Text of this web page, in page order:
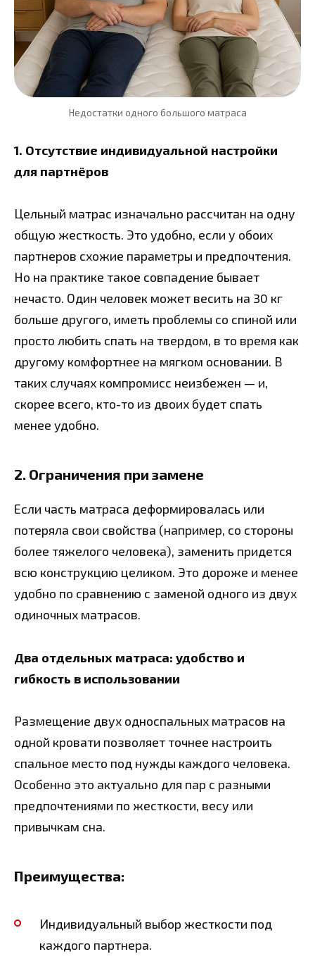
Недостатки одного большого матраса
1. Отсутствие индивидуальной настройки
для партнёров
Цельный матрас изначально рассчитан на одну
общую жесткость. Это удобно, если у обоих
партнеров схожие параметры и предпочтения.
Но на практике такое совпадение бывает
нечасто. Один человек может весить на 30 кг
больше другого, иметь проблемы со спиной или
просто любить спать на твердом, в то время как
другому комфортнее на мягком основании. В
таких случаях компромисс неизбежен — и,
скорее всего, кто-то из двоих будет спать
менее удобно.
2. Ограничения при замене
Если часть матраса деформировалась или
потеряла свои свойства (например, со стороны
более тяжелого человека), заменить придется
всю конструкцию целиком. Это дороже и менее
удобно по сравнению с заменой одного из двух
одиночных матрасов.
Два отдельных матраса: удобство и
гибкость в использовании
Размещение двух односпальных матрасов на
одной кровати позволяет точнее настроить
спальное место под нужды каждого человека.
Особенно это актуально для пар с разными
предпочтениями по жесткости, весу или
привычкам сна.
Преимущества:
Индивидуальный выбор жесткости под
каждого партнера.